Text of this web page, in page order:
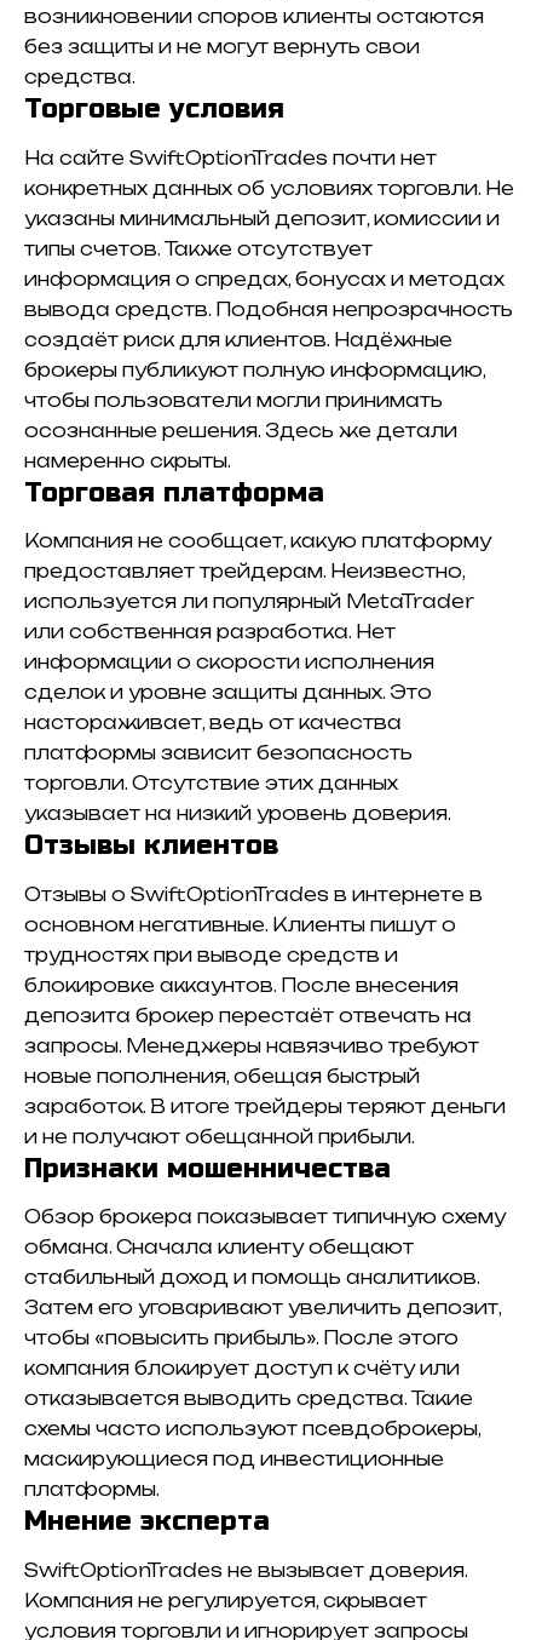
возникновении споров клиенты остаются
без защиты и не могут вернуть свои
средства.
Торговые условия
На сайте SwiftOptionTrades почти нет
конкретных данных об условиях торговли. Не
указаны минимальный депозит, комиссии и
типы счетов. Также отсутствует
информация о спредах, бонусах и методах
вывода средств. Подобная непрозрачность
создаёт риск для клиентов. Надёжные
брокеры публикуют полную информацию,
чтобы пользователи могли принимать
осознанные решения. Здесь же детали
намеренно скрыты.
Торговая платформа
Компания не сообщает, какую платформу
предоставляет трейдерам. Неизвестно,
используется ли популярный MetaTrader
или собственная разработка. Нет
информации о скорости исполнения
сделок и уровне защиты данных. Это
настораживает, ведь от качества
платформы зависит безопасность
торговли. Отсутствие этих данных
указывает на низкий уровень доверия.
Отзывы клиентов
Отзывы о SwiftOptionTrades в интернете в
основном негативные. Клиенты пишут о
трудностях при выводе средств и
блокировке аккаунтов. После внесения
депозита брокер перестаёт отвечать на
запросы. Менеджеры навязчиво требуют
новые пополнения, обещая быстрый
заработок. В итоге трейдеры теряют деньги
и не получают обещанной прибыли.
Признаки мошенничества
Обзор брокера показывает типичную схему
обмана. Сначала клиенту обещают
стабильный доход и помощь аналитиков.
Затем его уговаривают увеличить депозит,
чтобы «повысить прибыль». После этого
компания блокирует доступ к счёту или
отказывается выводить средства. Такие
схемы часто используют псевдоброкеры,
маскирующиеся под инвестиционные
платформы.
Мнение эксперта
SwiftOptionTrades не вызывает доверия.
Компания не регулируется, скрывает
условия торговли и игнорирует запросы